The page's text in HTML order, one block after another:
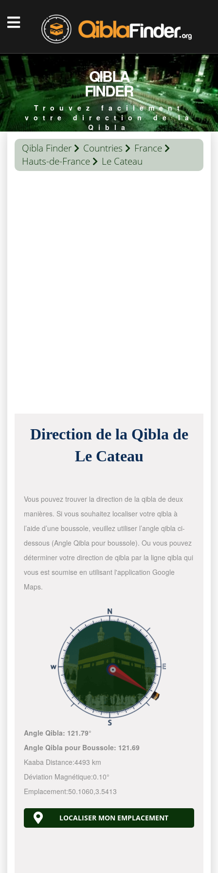
QIBLA
FINDER
Trouvez facilement
votre direction de la
Qibla
Qibla Finder Countries
France
Hauts-de-France
Le Cateau
Direction de la Qibla de
Le Cateau
Vous pouvez trouver la direction de la qibla de deux
manières. Si vous souhaitez localiser votre qibla à
l’aide d’une boussole, veuillez utiliser l’angle qibla ci-
dessous (Angle Qibla pour boussole). Ou vous pouvez
déterminer votre direction de qibla par la ligne qibla qui
vous est soumise en utilisant l'application Google
Maps.
Angle Qibla: 121.79°
Angle Qibla pour Boussole: 121.69
Kaaba Distance:4493 km
Déviation Magnétique:0.10°
Emplacement:50.1060,3.5413
LOCALISER MON EMPLACEMENT